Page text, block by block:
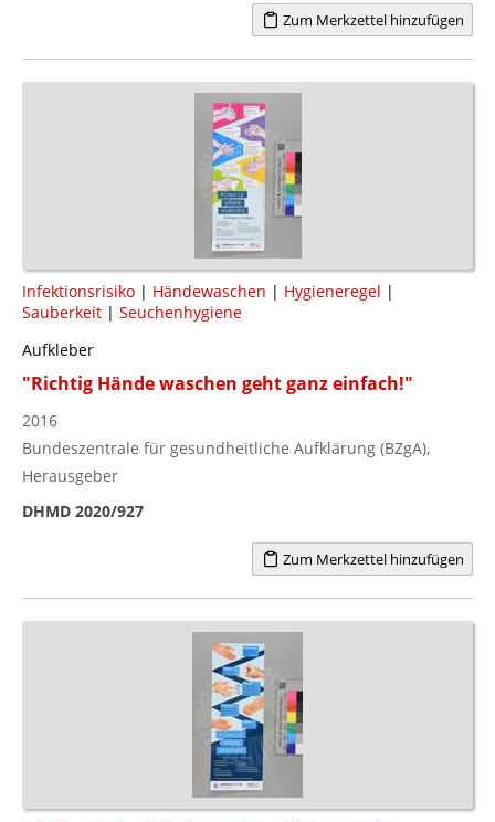
Zum Merkzettel hinzufügen
Infektionsrisiko | Händewaschen | Hygieneregel |
Sauberkeit | Seuchenhygiene
Aufkleber
"Richtig Hände waschen geht ganz einfach!"
2016
Bundeszentrale für gesundheitliche Aufklärung (BZgA),
Herausgeber
DHMD 2020/927
Zum Merkzettel hinzufügen